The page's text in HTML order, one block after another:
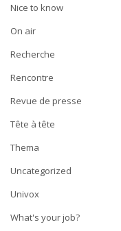
Nice to know
On air
Recherche
Rencontre
Revue de presse
Tête à tête
Thema
Uncategorized
Univox
What's your job?